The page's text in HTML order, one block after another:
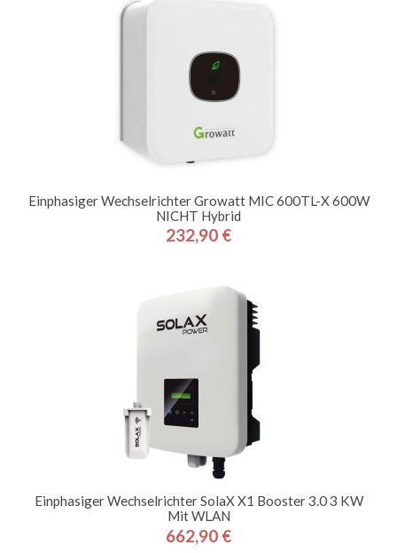
Einphasiger Wechselrichter Growatt MIC 600TL-X 600W
NICHT Hybrid
Preis
232,90 €
Einphasiger Wechselrichter SolaX X1 Booster 3.0 3 KW
Mit WLAN
Preis
662,90 €